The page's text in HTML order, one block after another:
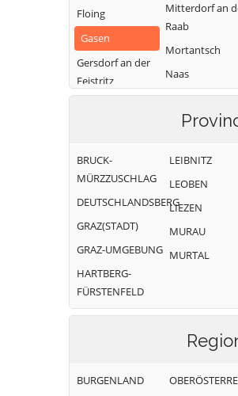
Floing
Gasen
Gersdorf an der
Feistritz
Hofstätten an
Mitterdorf an
Raab
Mortantsch
Naas
Passail
Pischelsdorf
Puch bei Weiz
Ratten
BRUCK-
MÜRZZUSCHLAG
DEUTSCHLANDSBERG
GRAZ(STADT)
GRAZ-UMGEBUNG
HARTBERG-
FÜRSTENFELD
LEIBNITZ
LEOBEN
LIEZEN
MURAU
MURTAL
BURGENLAND